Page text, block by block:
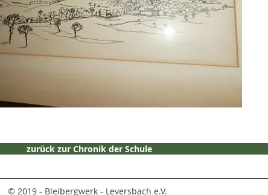
zurück zur Chronik der Schule
© 2019 - Bleibergwerk - Leversbach e.V.